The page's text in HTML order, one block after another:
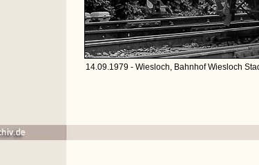
14.09.1979 - Wiesloch, Bahnhof Wiesloch